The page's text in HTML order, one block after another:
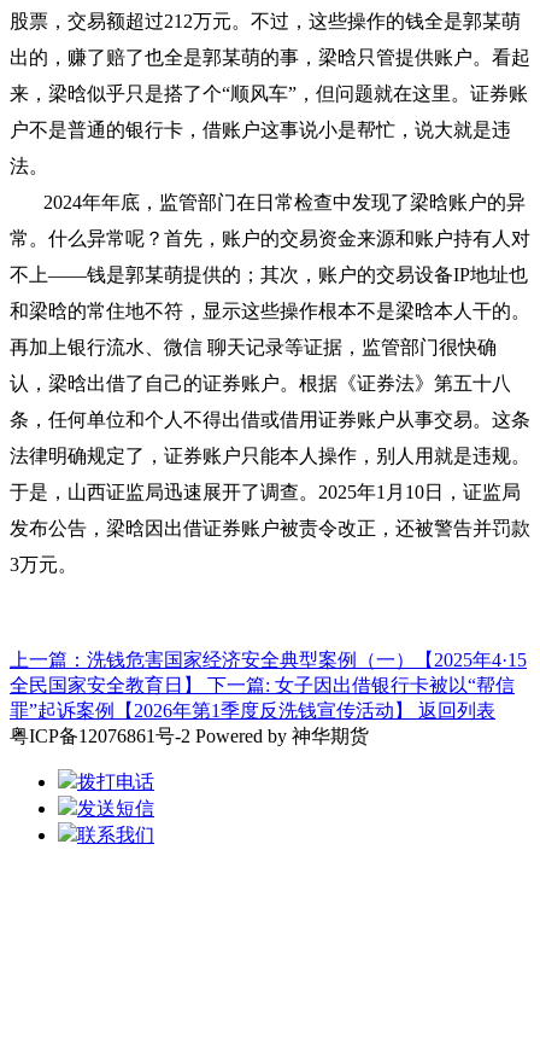
股票，交易额超过212万元。不过，这些操作的钱全是郭某萌
出的，赚了赔了也全是郭某萌的事，梁晗只管提供账户。看起
来，梁晗似乎只是搭了个“顺风车”，但问题就在这里。证券账
户不是普通的银行卡，借账户这事说小是帮忙，说大就是违
法。
2024年年底，监管部门在日常检查中发现了梁晗账户的异
常。什么异常呢？首先，账户的交易资金来源和账户持有人对
不上——钱是郭某萌提供的；其次，账户的交易设备IP地址也
和梁晗的常住地不符，显示这些操作根本不是梁晗本人干的。
再加上银行流水、微信 聊天记录等证据，监管部门很快确
认，梁晗出借了自己的证券账户。根据《证券法》第五十八
条，任何单位和个人不得出借或借用证券账户从事交易。这条
法律明确规定了，证券账户只能本人操作，别人用就是违规。
于是，山西证监局迅速展开了调查。2025年1月10日，证监局
发布公告，梁晗因出借证券账户被责令改正，还被警告并罚款
3万元。
上一篇：洗钱危害国家经济安全典型案例（一）【2025年4·15
全民国家安全教育日】 下一篇: 女子因出借银行卡被以“帮信
罪”起诉案例【2026年第1季度反洗钱宣传活动】 返回列表
粤ICP备12076861号-2 Powered by 神华期货
拨打电话
发送短信
联系我们